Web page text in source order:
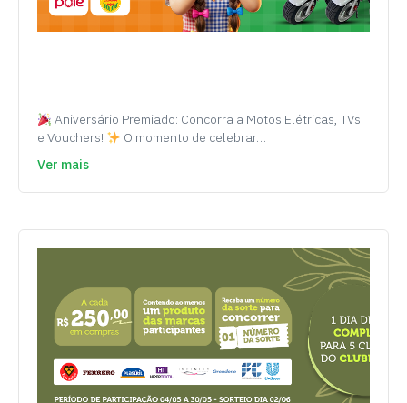
Aniversário Premiado: Concorra a Motos Elétricas, TVs
e Vouchers!
O momento de celebrar…
Ver mais